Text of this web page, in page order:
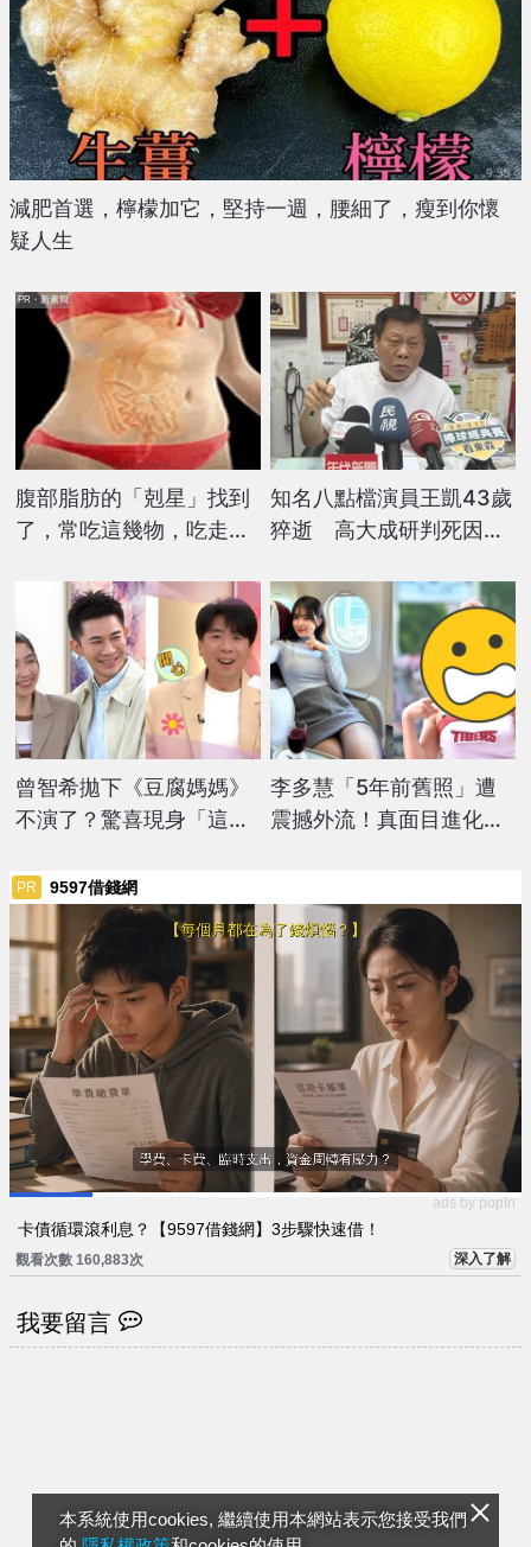
本系統使用cookies, 繼續使用本網站表示您接受我們
減肥首選，檸檬加它，堅持一週，腰細了，瘦到你懷
疑人生
腹部脂肪的「剋星」找到
了，常吃這幾物，吃走大
PR・新素簡
知名八點檔演員王凱43歲
猝逝 高大成研判死因：
曾智希拋下《豆腐媽媽》
不演了？驚喜現身「這節
李多慧「5年前舊照」遭
震撼外流！真面目進化
PR 9597借錢網
ads by popIn
卡債循環滾利息？【9597借錢網】3步驟快速借！
觀看次數 160,883次 深入了解
我要留言